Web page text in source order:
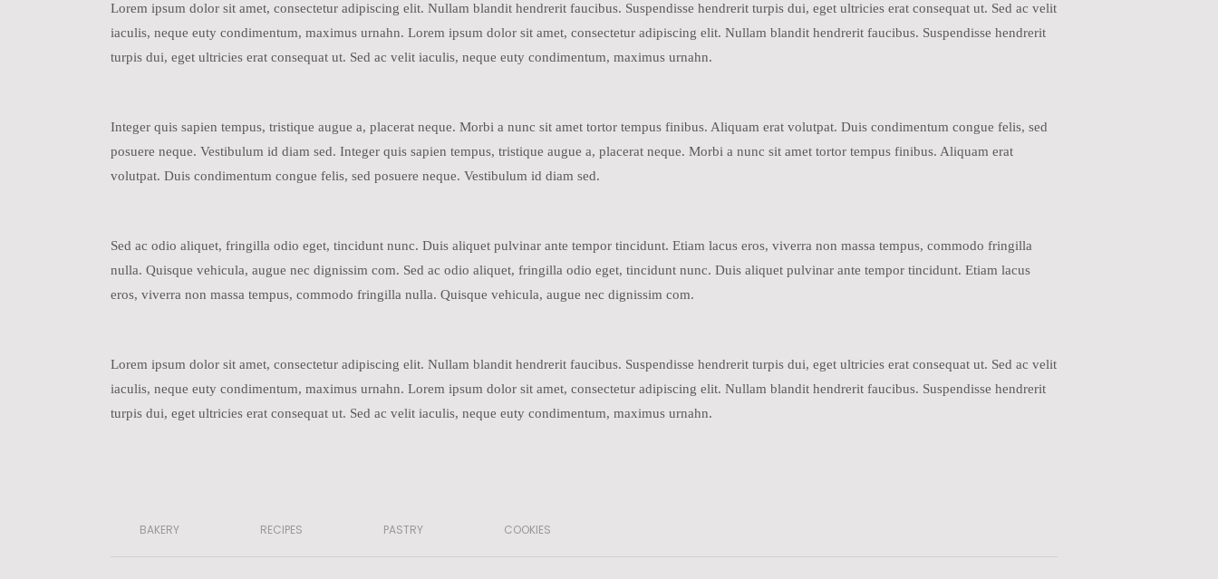
Lorem ipsum dolor sit amet, consectetur adipiscing elit. Nullam blandit hendrerit faucibus. Suspendisse hendrerit turpis dui, eget ultricies erat consequat ut. Sed ac velit
iaculis, neque euty condimentum, maximus urnahn. Lorem ipsum dolor sit amet, consectetur adipiscing elit. Nullam blandit hendrerit faucibus. Suspendisse hendrerit
turpis dui, eget ultricies erat consequat ut. Sed ac velit iaculis, neque euty condimentum, maximus urnahn.
Integer quis sapien tempus, tristique augue a, placerat neque. Morbi a nunc sit amet tortor tempus finibus. Aliquam erat volutpat. Duis condimentum congue felis, sed
posuere neque. Vestibulum id diam sed. Integer quis sapien tempus, tristique augue a, placerat neque. Morbi a nunc sit amet tortor tempus finibus. Aliquam erat
volutpat. Duis condimentum congue felis, sed posuere neque. Vestibulum id diam sed.
Sed ac odio aliquet, fringilla odio eget, tincidunt nunc. Duis aliquet pulvinar ante tempor tincidunt. Etiam lacus eros, viverra non massa tempus, commodo fringilla
nulla. Quisque vehicula, augue nec dignissim com. Sed ac odio aliquet, fringilla odio eget, tincidunt nunc. Duis aliquet pulvinar ante tempor tincidunt. Etiam lacus
eros, viverra non massa tempus, commodo fringilla nulla. Quisque vehicula, augue nec dignissim com.
Lorem ipsum dolor sit amet, consectetur adipiscing elit. Nullam blandit hendrerit faucibus. Suspendisse hendrerit turpis dui, eget ultricies erat consequat ut. Sed ac velit
iaculis, neque euty condimentum, maximus urnahn. Lorem ipsum dolor sit amet, consectetur adipiscing elit. Nullam blandit hendrerit faucibus. Suspendisse hendrerit
turpis dui, eget ultricies erat consequat ut. Sed ac velit iaculis, neque euty condimentum, maximus urnahn.
BAKERY RECIPES PASTRY COOKIES